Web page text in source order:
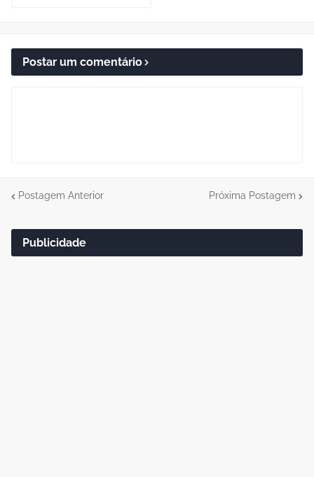
Postar um comentário
Postagem Anterior Próxima Postagem
Publicidade